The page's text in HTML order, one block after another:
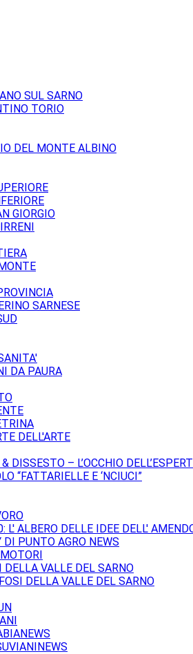
SUL SARNO
TORIO
DEL MONTE ALBINO
GIORGIO
SARNESE
DA PAURA
DELL'ARTE
DISSESTO – L’OCCHIO
“FATTARIELLE E ‘NCIUCI”
L' ALBERO DELLE IDEE DELL'
PUNTO AGRO NEWS
VALLE DEL SARNO
DELLA VALLE DEL SARNO